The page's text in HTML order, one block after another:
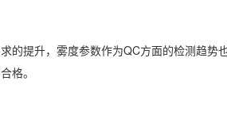
的提升，雾度参数作为QC方面的检测趋
格。